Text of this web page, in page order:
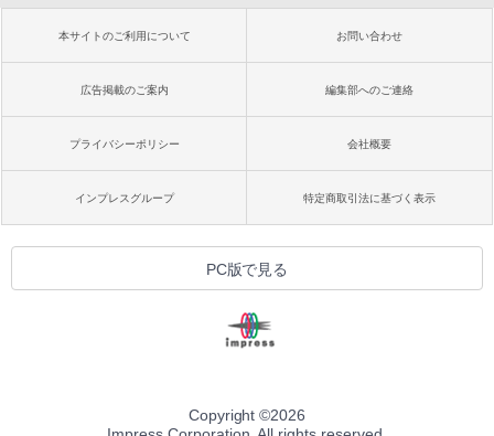
本サイトのご利用について お問い合わせ
広告掲載のご案内 編集部へのご連絡
プライバシーポリシー 会社概要
インプレスグループ 特定商取引法に基づく表示
PC版で見る
Copyright ©2026